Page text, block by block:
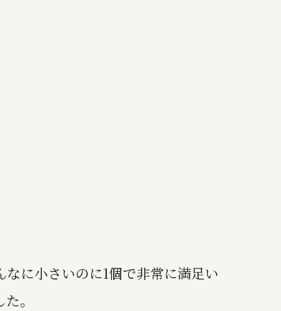
に小さいのに1個で非常に満足い
。